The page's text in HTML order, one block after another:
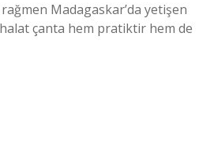
Madagaskar’da yetişen
çanta hem pratiktir hem de